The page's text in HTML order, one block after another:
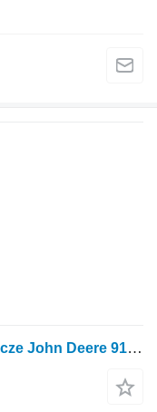
Zawór Sterujący Podnośnikiem Zacze John Deere 9120 9220 9320 9420 9520 9620 Hubsteuerventil für John Deere 9120 9220 9320 9420 9520 9620 Radtraktor